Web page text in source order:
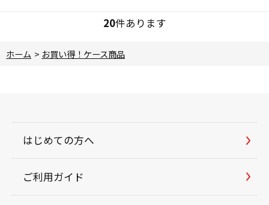
20件あります
ホーム > お買い得！ケース商品
はじめての方へ
ご利用ガイド